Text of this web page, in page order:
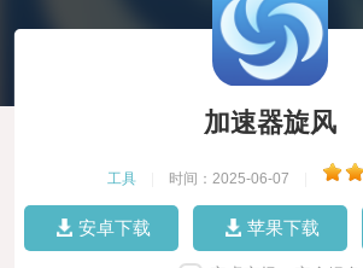
加速器旋风
工具 时间：2025-06-07
安卓下载 苹果下载